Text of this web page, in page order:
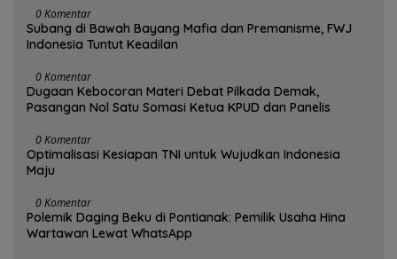
0 Komentar
Subang di Bawah Bayang Mafia dan Premanisme, FWJ
Indonesia Tuntut Keadilan
0 Komentar
Dugaan Kebocoran Materi Debat Pilkada Demak,
Pasangan Nol Satu Somasi Ketua KPUD dan Panelis
0 Komentar
Optimalisasi Kesiapan TNI untuk Wujudkan Indonesia
Maju
0 Komentar
Polemik Daging Beku di Pontianak: Pemilik Usaha Hina
Wartawan Lewat WhatsApp